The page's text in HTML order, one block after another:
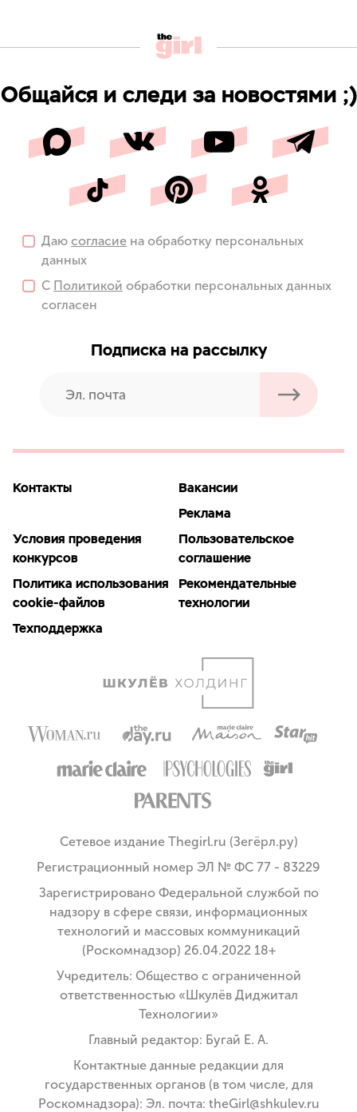
Общайся и следи за новостями ;)
Даю согласие на обработку персональных
данных
С Политикой обработки персональных данных
согласен
Подписка на рассылку
Контакты
Вакансии
Реклама
Условия проведения
конкурсов
Пользовательское
соглашение
Политика использования
cookie-файлов
Рекомендательные
технологии
Техподдержка
Сетевое издание Thegirl.ru (Зегёрл.ру)
Регистрационный номер ЭЛ № ФС 77 - 83229
Зарегистрировано Федеральной службой по
надзору в сфере связи, информационных
технологий и массовых коммуникаций
(Роскомнадзор) 26.04.2022 18+
Учредитель: Общество с ограниченной
ответственностью «Шкулёв Диджитал
Технологии»
Главный редактор: Бугай Е. А.
Контактные данные редакции для
государственных органов (в том числе, для
Роскомнадзора): Эл. почта: theGirl@shkulev.ru